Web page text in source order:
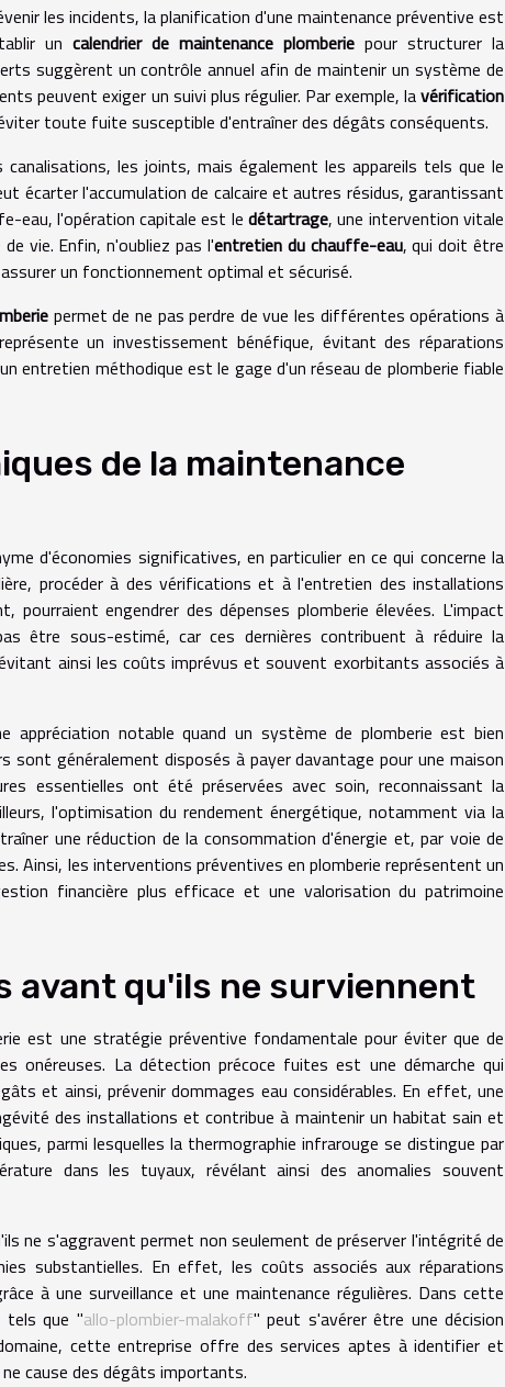
les incidents, la planification d'une maintenance préventive est
un calendrier de maintenance plomberie pour structurer la
suggèrent un contrôle annuel afin de maintenir un système de
peuvent exiger un suivi plus régulier. Par exemple, lavérification
toute fuite susceptible d'entraîner des dégâts conséquents.
les joints, mais également les appareils tels que le
écarter l'accumulation de calcaire et autres résidus, garantissant
eau, l'opération capitale est ledétartrage, une intervention vitale
vie. Enfin, n'oubliez pas l'entretien du chauffe-eau, qui doit être
un fonctionnement optimal et sécurisé.
permet de ne pas perdre de vue les différentes opérations à
un investissement bénéfique, évitant des réparations
entretien méthodique est le gage d'un réseau de plomberie fiable
de la maintenance
d'économies significatives, en particulier en ce qui concerne la
procéder à des vérifications et à l'entretien des installations
engendrer des dépenses plomberie élevées. L'impact
être sous-estimé, car ces dernières contribuent à réduire la
ainsi les coûts imprévus et souvent exorbitants associés à
appréciation notable quand un système de plomberie est bien
sont généralement disposés à payer davantage pour une maison
essentielles ont été préservées avec soin, reconnaissant la
l'optimisation du rendement énergétique, notamment via la
une réduction de la consommation d'énergie et, par voie de
Ainsi, les interventions préventives en plomberie représentent un
financière plus efficace et une valorisation du patrimoine
avant qu'ils ne surviennent
est une stratégie préventive fondamentale pour éviter que de
onéreuses. La détection précoce fuites est une démarche qui
et ainsi, prévenir dommages eau considérables. En effet, une
des installations et contribue à maintenir un habitat sain et
parmi lesquelles la thermographie infrarouge se distingue par
dans les tuyaux, révélant ainsi des anomalies souvent
ne s'aggravent permet non seulement de préserver l'intégrité de
substantielles. En effet, les coûts associés aux réparations
à une surveillance et une maintenance régulières. Dans cette
tels que "allo-plombier-malakoff" peut s'avérer être une décision
cette entreprise offre des services aptes à identifier et
cause des dégâts importants.